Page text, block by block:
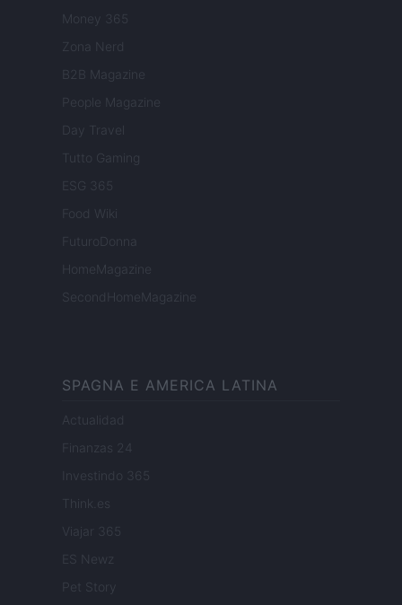
Money 365
Zona Nerd
B2B Magazine
People Magazine
Day Travel
Tutto Gaming
ESG 365
Food Wiki
FuturoDonna
HomeMagazine
SecondHomeMagazine
SPAGNA E AMERICA LATINA
Actualidad
Finanzas 24
Investindo 365
Think.es
Viajar 365
ES Newz
Pet Story